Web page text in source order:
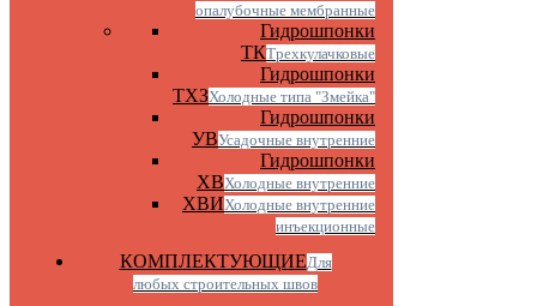
опалубочные мембранные
Гидрошпонки
ТКТрехкулачковые
Гидрошпонки
ТХЗХолодные типа "Змейка"
Гидрошпонки
УВУсадочные внутренние
Гидрошпонки
ХВХолодные внутренние
ХВИХолодные внутренние
инъекционные
КОМПЛЕКТУЮЩИЕДля
любых строительных швов